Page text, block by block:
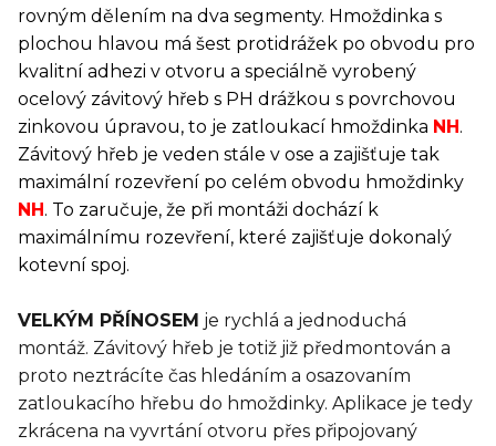
rovným dělením na dva segmenty. Hmoždinka s
plochou hlavou má šest protidrážek po obvodu pro
kvalitní adhezi v otvoru a speciálně vyrobený
ocelový závitový hřeb s PH drážkou s povrchovou
zinkovou úpravou, to je zatloukací hmoždinka NH.
Závitový hřeb je veden stále v ose a zajišťuje tak
maximální rozevření po celém obvodu hmoždinky
NH. To zaručuje, že při montáži dochází k
maximálnímu rozevření, které zajišťuje dokonalý
kotevní spoj.
VELKÝM PŘÍNOSEM je rychlá a jednoduchá
montáž. Závitový hřeb je totiž již předmontován a
proto neztrácíte čas hledáním a osazovaním
zatloukacího hřebu do hmoždinky. Aplikace je tedy
zkrácena na vyvrtání otvoru přes připojovaný